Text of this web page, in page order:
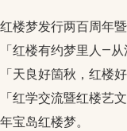
楼梦发行两百周年
红楼有约梦里人—从
天良好箇秋，红楼
红学交流暨红楼艺文
宝岛红楼梦。